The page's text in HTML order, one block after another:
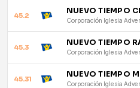
45.2 NUEVO TIEMPO
Corporación Iglesia
45.3 NUEVO TIEMPO
Corporación Iglesia
45.31 NUEVO TIEMPO
Corporación Iglesia